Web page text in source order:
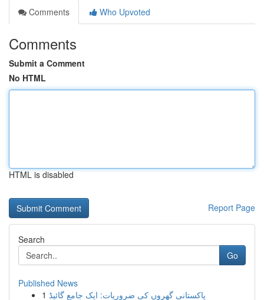
Comments
Who Upvoted
Comments
Submit a Comment
No HTML
HTML is disabled
Report Page
Search
Go
Published News
1 پاکستانی گھروں کی ضروریات: ایک جامع گائیڈ